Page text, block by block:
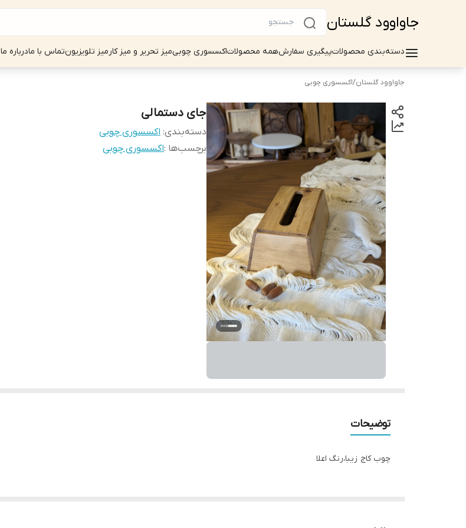
جاواوود گلستان
دسته‌بندی محصولاتپیگیری سفارشهمه محصولاتاکسسوری چوبیمیز تحریر و میز کارمیز تلویزیونتماس با مادرباره ما
جاواوود گلستان/اکسسوری چوبی
جای دستمالی
دسته‌بندی: اکسسوری چوبی
برچسب‌ها :اکسسوری چوبی
توضیحات
چوب کاج زیبا،رنگ اعلا